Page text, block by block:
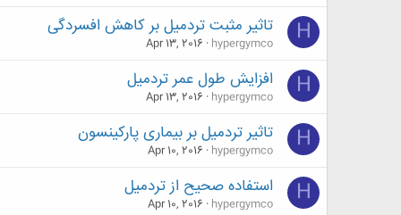
H تاثیر مثبت تردمیل بر کاهش افسردگی
hypergymco
Apr 13, 2016
H افزایش طول عمر تردمیل
hypergymco
Apr 13, 2016
H تاثیر تردمیل بر بیماری پارکینسون
hypergymco
Apr 10, 2016
H استفاده صحیح از تردمیل
hypergymco
Apr 10, 2016